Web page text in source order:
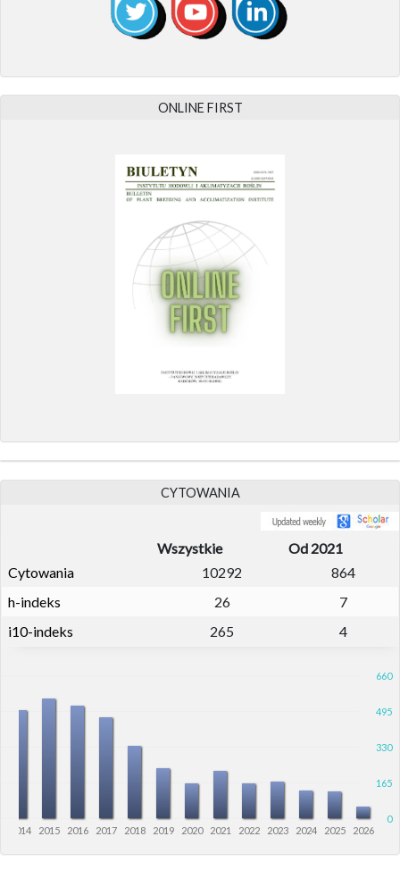
ONLINE FIRST
CYTOWANIA
Wszystkie
Od 2021
Cytowania
10292
864
h-indeks
26
7
i10-indeks
265 4
0
660
330
165
495
2014 2015 2016 2017 2018 2019 2020 2021 2022 2023 2024 2025 2026